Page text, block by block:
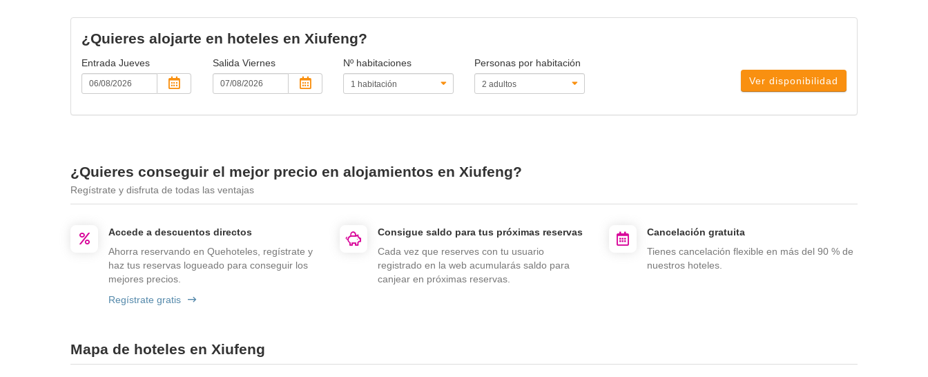
¿Quieres alojarte en hoteles en Xiufeng?
Entrada Jueves Salida Viernes Nº habitaciones
Personas por habitación
Ver disponibilidad
¿Quieres conseguir el mejor precio en alojamientos en Xiufeng?
Regístrate y disfruta de todas las ventajas
Accede a descuentos directos
Ahorra reservando en Quehoteles, regístrate y
haz tus reservas logueado para conseguir los
mejores precios.
Regístrate gratis
Consigue saldo para tus próximas reservas
Cada vez que reserves con tu usuario
registrado en la web acumularás saldo para
canjear en próximas reservas.
Cancelación gratuita
Tienes cancelación flexible en más del 90 % de
nuestros hoteles.
Mapa de hoteles en Xiufeng